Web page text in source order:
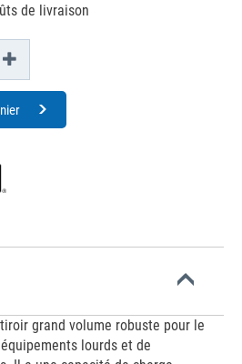
de livraison
grand volume robuste pour le
lourds et de